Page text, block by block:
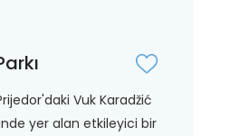
Vuk Karadžić
yer alan etkileyici bir